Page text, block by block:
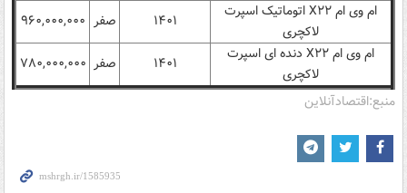
ام وی ام X۲۲ اتوماتیک اسپرت
لاکچری
۱۴۰۱ صفر ۹۶۰,۰۰۰,۰۰۰
ام وی ام X۲۲ دنده ای اسپرت
لاکچری
۱۴۰۱ صفر ۷۸۰,۰۰۰,۰۰۰
منبع:اقتصادآنلاین